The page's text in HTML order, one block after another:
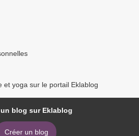
et yoga sur le portail Eklablog
un blog sur Eklablog
Créer un blog